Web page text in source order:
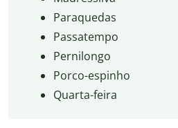
Paraquedas
Passatempo
Pernilongo
Porco-espinho
Quarta-feira